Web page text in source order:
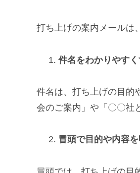
打ち上げの案内メールは
件名をわかりやす
件名は、打ち上げの目的
会のご案内」や「〇〇社
冒頭で目的や内容